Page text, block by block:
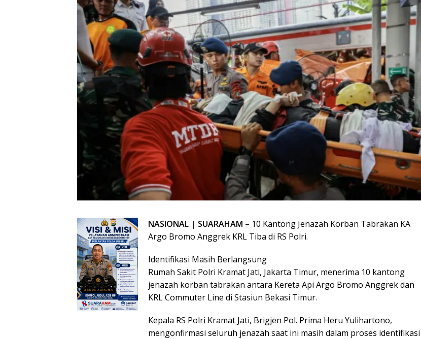
NASIONAL | SUARAHAM – 10 Kantong Jenazah Korban Tabrakan KA
Argo Bromo Anggrek KRL Tiba di RS Polri.
Identifikasi Masih Berlangsung
Rumah Sakit Polri Kramat Jati, Jakarta Timur, menerima 10 kantong
jenazah korban tabrakan antara Kereta Api Argo Bromo Anggrek dan
KRL Commuter Line di Stasiun Bekasi Timur.
Kepala RS Polri Kramat Jati, Brigjen Pol. Prima Heru Yulihartono,
mengonfirmasi seluruh jenazah saat ini masih dalam proses identifikasi